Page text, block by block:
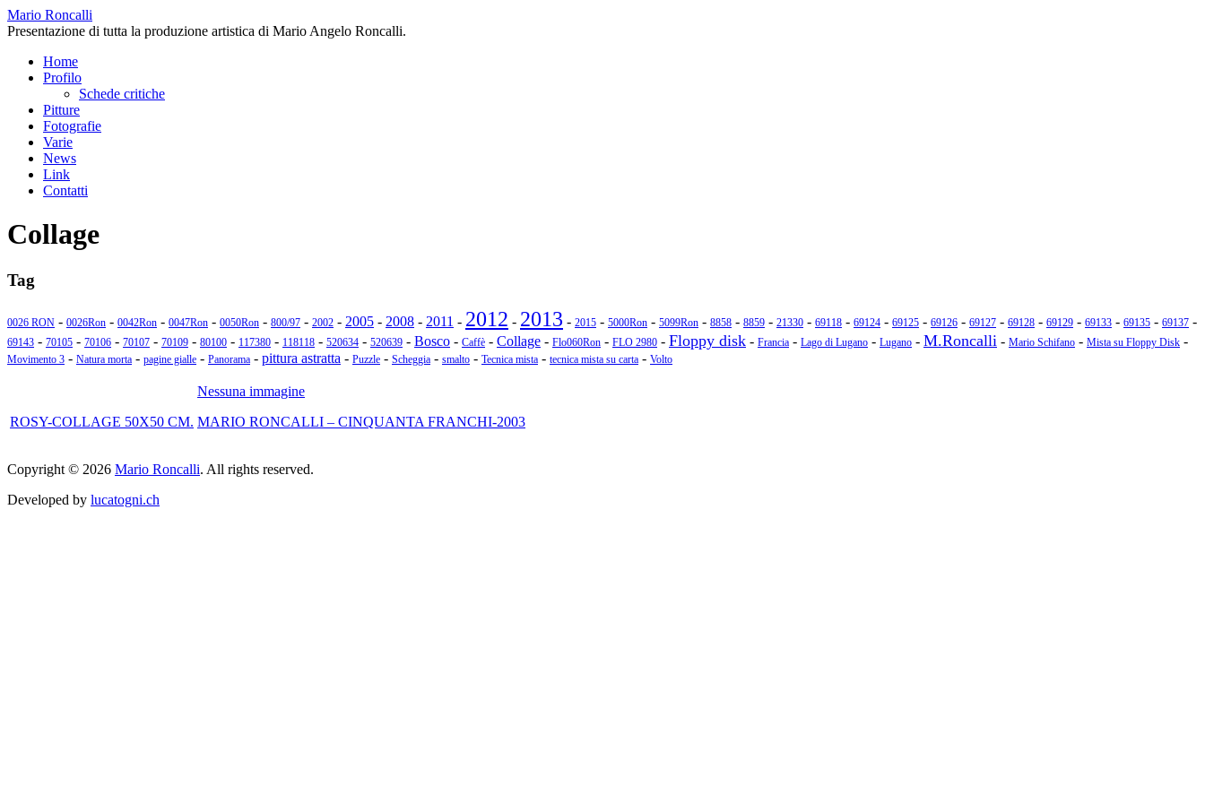
Mario Roncalli
Presentazione di tutta la produzione artistica di Mario Angelo Roncalli.
Home
Profilo
Schede critiche
Pitture
Fotografie
Varie
News
Link
Contatti
Collage
Tag
0026 RON - 0026Ron - 0042Ron - 0047Ron - 0050Ron - 800/97 - 2002 - 2005 - 2008 - 2011 - 2012 - 2013 - 2015 - 5000Ron - 5099Ron - 8858 - 8859 - 21330 - 69118 - 69124 - 69125 - 69126 - 69127 - 69128 - 69129 - 69133 - 69135 - 69137 -
69143 - 70105 - 70106 - 70107 - 70109 - 80100 - 117380 - 118118 - 520634 - 520639 - Bosco - Caffè - Collage - Flo060Ron - FLO 2980 - Floppy disk - Francia - Lago di Lugano - Lugano - M.Roncalli - Mario Schifano - Mista su Floppy Disk -
Movimento 3 - Natura morta - pagine gialle - Panorama - pittura astratta - Puzzle - Scheggia - smalto - Tecnica mista - tecnica mista su carta - Volto
ROSY-COLLAGE 50X50 CM.
Nessuna immagine
MARIO RONCALLI – CINQUANTA FRANCHI-2003
Copyright © 2026 Mario Roncalli. All rights reserved.
Developed by lucatogni.ch